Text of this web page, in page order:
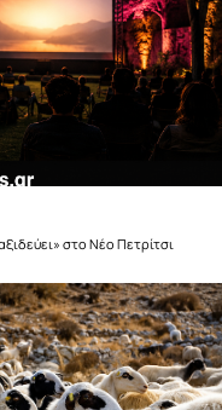
στο Νέο Πετρίτσι